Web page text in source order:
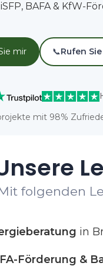
BAFA & KfW-
mir 📞Rufen
mit 98%
folgenden
in
Förderung &